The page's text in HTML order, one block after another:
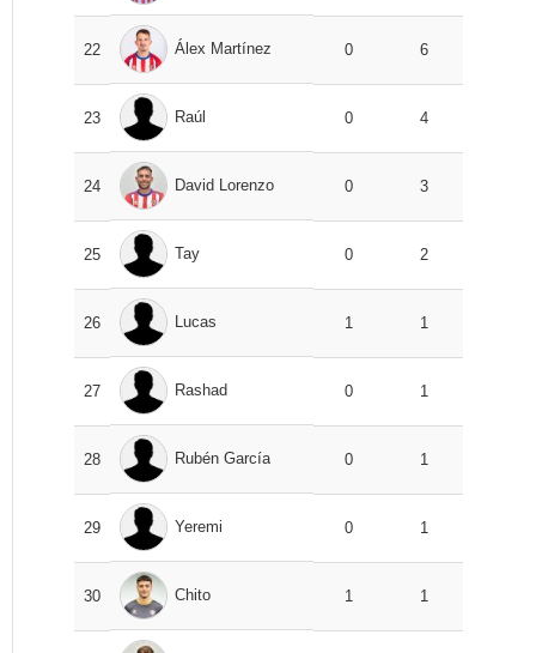
22 Álex Martínez 0 6
23 Raúl 0 4
24 David Lorenzo 0 3
25 Tay 0 2
26 Lucas 1 1
27 Rashad 0 1
28 Rubén García 0 1
29 Yeremi 0 1
30 Chito 1 1